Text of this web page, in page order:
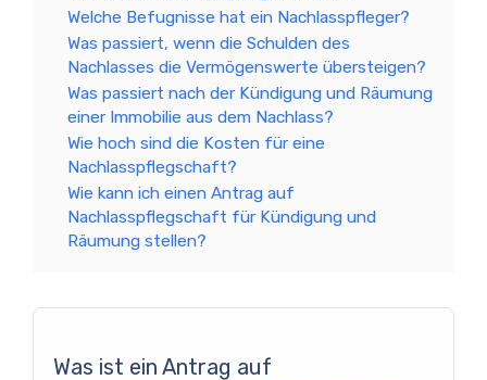
Welche Befugnisse hat ein Nachlasspfleger?
Was passiert, wenn die Schulden des
Nachlasses die Vermögenswerte übersteigen?
Was passiert nach der Kündigung und Räumung
einer Immobilie aus dem Nachlass?
Wie hoch sind die Kosten für eine
Nachlasspflegschaft?
Wie kann ich einen Antrag auf
Nachlasspflegschaft für Kündigung und
Räumung stellen?
Was ist ein Antrag auf